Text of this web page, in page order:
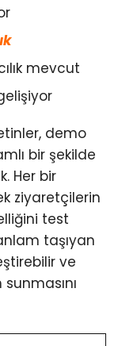
mevcut
demo
bir şekilde
Her bir
ziyaretçilerin
test
taşıyan
ve